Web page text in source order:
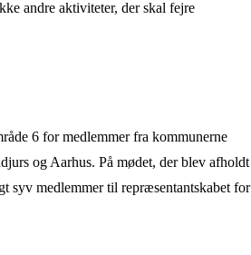
andre aktiviteter, der skal fejre
6 for medlemmer fra kommunerne
og Aarhus. På mødet, der blev afholdt
syv medlemmer til repræsentantskabet for